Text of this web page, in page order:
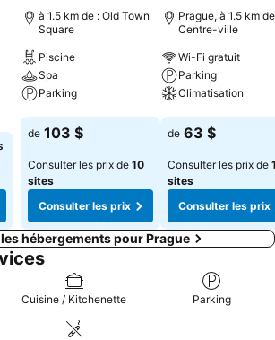
à 1.5 km de : Old Town
Square
Piscine
Spa
Parking
Consulter les prix
de 103 $
Consulter les prix de 10
sites
Consulter les prix
Prague, à 1.5 km
Centre-ville
Wi-Fi gratuit
Parking
Climatisation
Consulter les
de 63 $
Consulter les prix de
sites
Consulter les prix
hébergements pour Prague
Cuisine / Kitchenette Parking